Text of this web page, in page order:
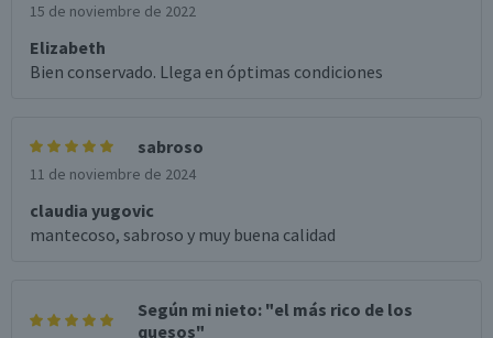
15 de noviembre de 2022
Elizabeth
Bien conservado. Llega en óptimas condiciones
sabroso
11 de noviembre de 2024
claudia yugovic
mantecoso, sabroso y muy buena calidad
Según mi nieto: "el más rico de los
quesos"